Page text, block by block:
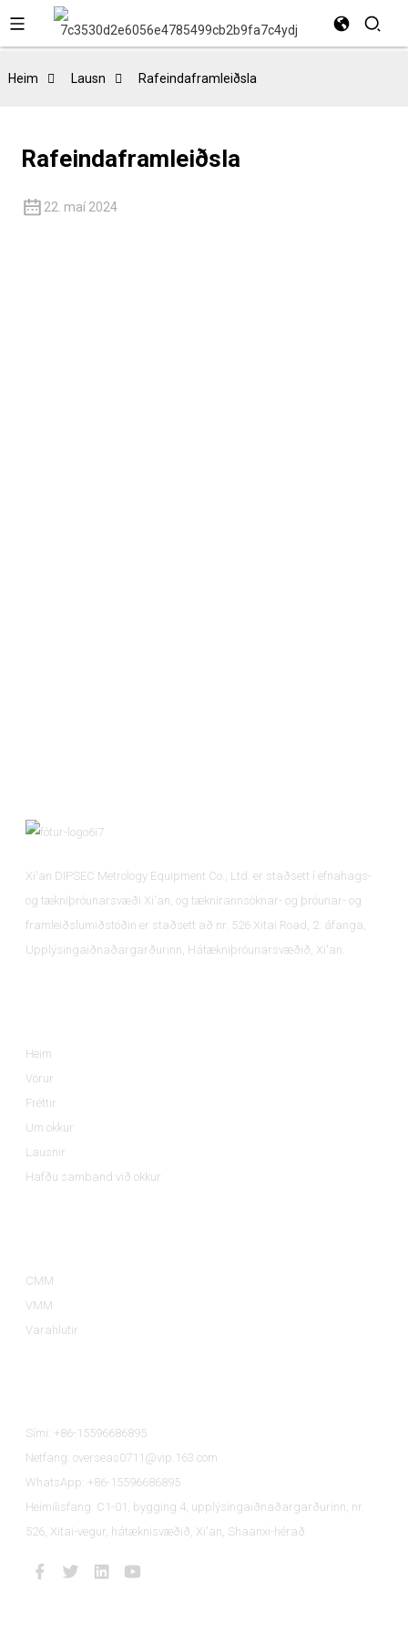
Heim Lausn Rafeindaframleiðsla
Rafeindaframleiðsla
22. maí 2024
Xi'an DIPSEC Metrology Equipment Co., Ltd. er staðsett í efnahags-
og tækniþróunarsvæði Xi'an, og tæknirannsóknar- og þróunar- og
framleiðslumiðstöðin er staðsett að nr. 526 Xitai Road, 2. áfanga,
Upplýsingaiðnaðargarðurinn, Hátækniþróunarsvæðið, Xi'an.
Heim
Vörur
Fréttir
Um okkur
Lausnir
Hafðu samband við okkur
CMM
VMM
Varahlutir
Sími: +86-15596686895
Netfang: overseas0711@vip.163.com
WhatsApp: +86-15596686895
Heimilisfang: C1-01, bygging 4, upplýsingaiðnaðargarðurinn, nr.
526, Xitai-vegur, hátæknisvæðið, Xi'an, Shaanxi-hérað